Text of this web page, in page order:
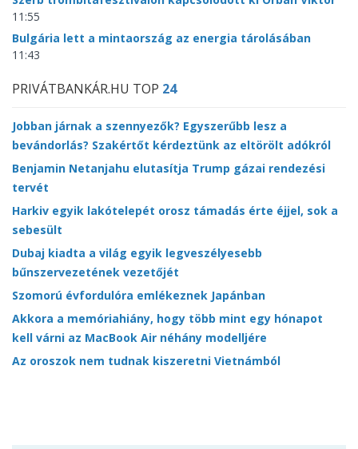
11:55
Bulgária lett a mintaország az energia tárolásában
11:43
PRIVÁTBANKÁR.HU TOP 24
Jobban járnak a szennyezők? Egyszerűbb lesz a
bevándorlás? Szakértőt kérdeztünk az eltörölt adókról
Benjamin Netanjahu elutasítja Trump gázai rendezési
tervét
Harkiv egyik lakótelepét orosz támadás érte éjjel, sok a
sebesült
Dubaj kiadta a világ egyik legveszélyesebb
bűnszervezetének vezetőjét
Szomorú évfordulóra emlékeznek Japánban
Akkora a memóriahiány, hogy több mint egy hónapot
kell várni az MacBook Air néhány modelljére
Az oroszok nem tudnak kiszeretni Vietnámból